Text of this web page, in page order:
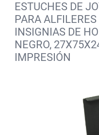
ESTUCHES DE
PARA
INSIGNIAS DE
NEGRO,
IMPRESIÓN